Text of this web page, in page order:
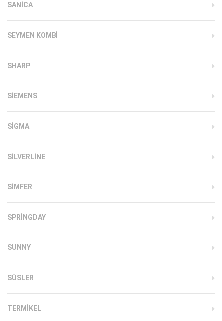
SANICA
SEYMEN KOMBI
SHARP
SIEMENS
SIGMA
SILVERLINE
SIMFER
SPRINGDAY
SUNNY
SÜSLER
TERMIKEL